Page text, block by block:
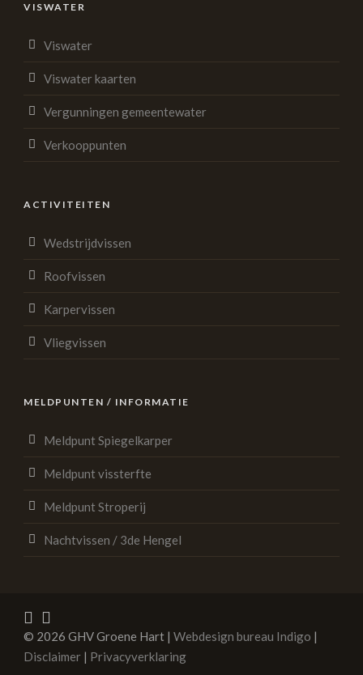
VISWATER
Viswater
Viswater kaarten
Vergunningen gemeentewater
Verkooppunten
ACTIVITEITEN
Wedstrijdvissen
Roofvissen
Karpervissen
Vliegvissen
MELDPUNTEN / INFORMATIE
Meldpunt Spiegelkarper
Meldpunt vissterfte
Meldpunt Stroperij
Nachtvissen / 3de Hengel
© 2026 GHV Groene Hart | Webdesign bureau Indigo |
Disclaimer | Privacyverklaring